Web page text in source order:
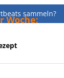
sammeln?
Woche: